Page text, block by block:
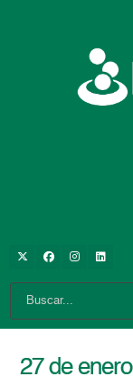
27 de enero